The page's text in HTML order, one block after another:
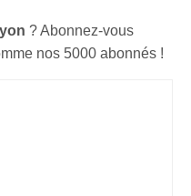
? Abonnez-vous
nos 5000 abonnés !